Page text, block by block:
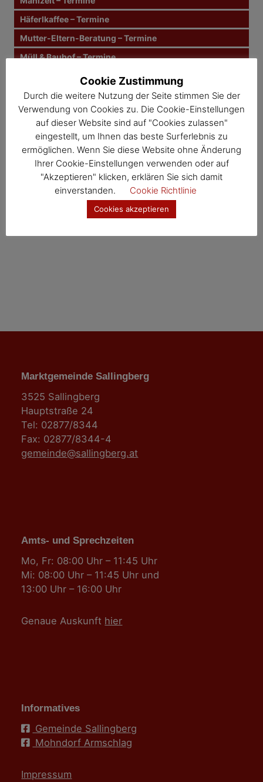
a
g
s
i
a
h
Häferlkaffee – Termine
Mutter-Eltern-Beratung – Termine
Müll & Bauhof – Termine
Gesunde Gemeinde – Termine
Kernland – Termine
Wosdawö – Termine
Jahresübersicht
Veranstaltungskalender
Marktgemeinde Sallingberg
3525 Sallingberg
Hauptstraße 24
Tel: 02877/8344
Fax: 02877/8344-4
gemeinde@sallingberg.at
Amts- und Sprechzeiten
Mo, Fr: 08:00 Uhr – 11:45 Uhr
Mi: 08:00 Uhr – 11:45 Uhr und
13:00 Uhr – 16:00 Uhr
Genaue Auskunft hier
Informatives
Gemeinde Sallingberg
Mohndorf Armschlag
Impressum
Cookie Zustimmung
Durch die weitere Nutzung der Seite stimmen Sie der
Verwendung von Cookies zu. Die Cookie-Einstellungen
auf dieser Website sind auf "Cookies zulassen"
eingestellt, um Ihnen das beste Surferlebnis zu
ermöglichen. Wenn Sie diese Website ohne Änderung
Ihrer Cookie-Einstellungen verwenden oder auf
"Akzeptieren" klicken, erklären Sie sich damit
einverstanden.
Cookie Richtlinie
Cookies akzeptieren